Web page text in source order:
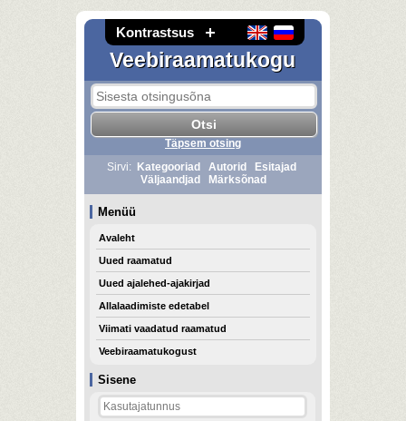
Kontrastsus
Veebiraamatukogu
Sisene
Täpsem otsing
Sirvi:
Kategooriad Autorid
Esitajad
Väljaandjad
Märksõnad
Menüü
Avaleht
Uued raamatud
Uued ajalehed-ajakirjad
Allalaadimiste edetabel
Viimati vaadatud raamatud
Veebiraamatukogust